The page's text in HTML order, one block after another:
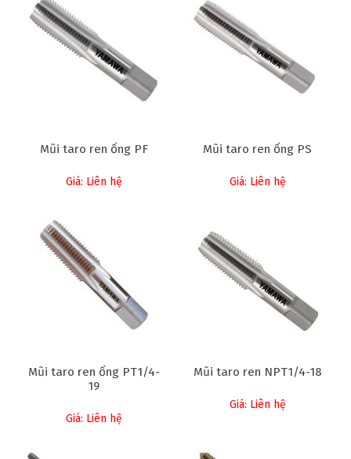
Mũi taro ren ống PF
Giá: Liên hệ
Mũi taro ren ống PS
Giá: Liên hệ
Mũi taro ren ống PT1/4-
19
Giá: Liên hệ
Mũi taro ren NPT1/4-18
Giá: Liên hệ